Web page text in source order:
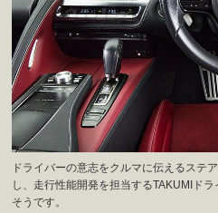
ドライバーの意志をクルマに伝えるステ
し、走行性能開発を担当するTAKUMIド
そうです。